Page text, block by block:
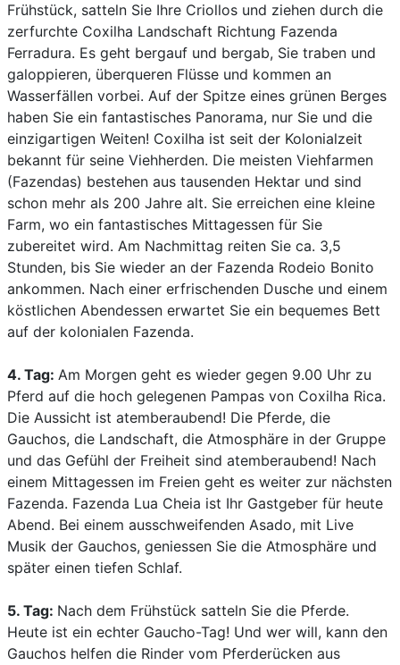
Frühstück, satteln Sie Ihre Criollos und ziehen durch die
zerfurchte Coxilha Landschaft Richtung Fazenda
Ferradura. Es geht bergauf und bergab, Sie traben und
galoppieren, überqueren Flüsse und kommen an
Wasserfällen vorbei. Auf der Spitze eines grünen Berges
haben Sie ein fantastisches Panorama, nur Sie und die
einzigartigen Weiten! Coxilha ist seit der Kolonialzeit
bekannt für seine Viehherden. Die meisten Viehfarmen
(Fazendas) bestehen aus tausenden Hektar und sind
schon mehr als 200 Jahre alt. Sie erreichen eine kleine
Farm, wo ein fantastisches Mittagessen für Sie
zubereitet wird. Am Nachmittag reiten Sie ca. 3,5
Stunden, bis Sie wieder an der Fazenda Rodeio Bonito
ankommen. Nach einer erfrischenden Dusche und einem
köstlichen Abendessen erwartet Sie ein bequemes Bett
auf der kolonialen Fazenda.
4. Tag: Am Morgen geht es wieder gegen 9.00 Uhr zu
Pferd auf die hoch gelegenen Pampas von Coxilha Rica.
Die Aussicht ist atemberaubend! Die Pferde, die
Gauchos, die Landschaft, die Atmosphäre in der Gruppe
und das Gefühl der Freiheit sind atemberaubend! Nach
einem Mittagessen im Freien geht es weiter zur nächsten
Fazenda. Fazenda Lua Cheia ist Ihr Gastgeber für heute
Abend. Bei einem ausschweifenden Asado, mit Live
Musik der Gauchos, geniessen Sie die Atmosphäre und
später einen tiefen Schlaf.
5. Tag: Nach dem Frühstück satteln Sie die Pferde.
Heute ist ein echter Gaucho-Tag! Und wer will, kann den
Gauchos helfen die Rinder vom Pferderücken aus